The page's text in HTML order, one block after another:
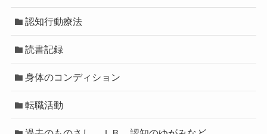
認知行動療法
読書記録
身体のコンディション
転職活動